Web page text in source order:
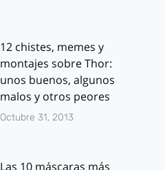
12 chistes, memes y
montajes sobre Thor:
unos buenos, algunos
malos y otros peores
Octubre 31, 2013
Las 10 máscaras más